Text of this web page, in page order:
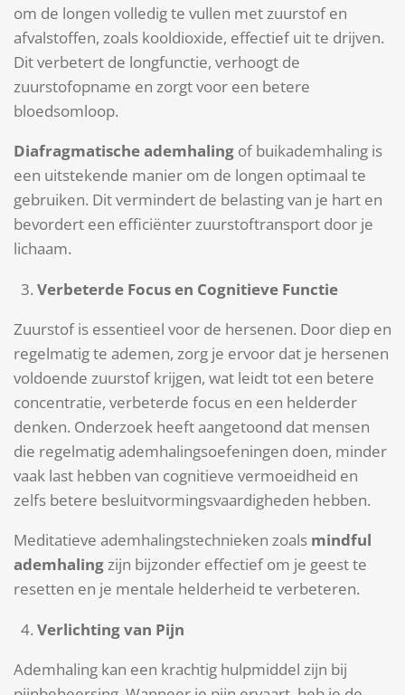
om de longen volledig te vullen met zuurstof en
afvalstoffen, zoals kooldioxide, effectief uit te drijven.
Dit verbetert de longfunctie, verhoogt de
zuurstofopname en zorgt voor een betere
bloedsomloop.
Diafragmatische ademhaling of buikademhaling is
een uitstekende manier om de longen optimaal te
gebruiken. Dit vermindert de belasting van je hart en
bevordert een efficiënter zuurstoftransport door je
lichaam.
Verbeterde Focus en Cognitieve Functie
Zuurstof is essentieel voor de hersenen. Door diep en
regelmatig te ademen, zorg je ervoor dat je hersenen
voldoende zuurstof krijgen, wat leidt tot een betere
concentratie, verbeterde focus en een helderder
denken. Onderzoek heeft aangetoond dat mensen
die regelmatig ademhalingsoefeningen doen, minder
vaak last hebben van cognitieve vermoeidheid en
zelfs betere besluitvormingsvaardigheden hebben.
Meditatieve ademhalingstechnieken zoals mindful
ademhalingzijn bijzonder effectief om je geest te
resetten en je mentale helderheid te verbeteren.
Verlichting van Pijn
Ademhaling kan een krachtig hulpmiddel zijn bij